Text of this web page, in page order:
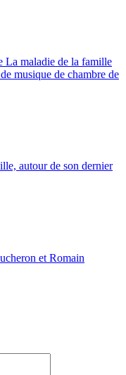
La maladie de la famille
musique de chambre de
autour de son dernier
et Romain